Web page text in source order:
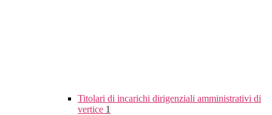
Titolari di incarichi dirigenziali amministrativi di
vertice 1